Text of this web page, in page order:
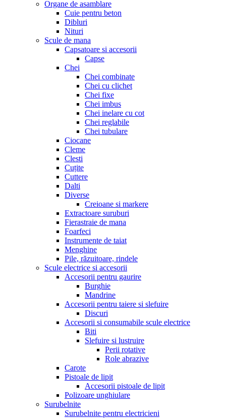
Organe de asamblare
Cuie pentru beton
Dibluri
Nituri
Scule de mana
Capsatoare si accesorii
Capse
Chei
Chei combinate
Chei cu clichet
Chei fixe
Chei imbus
Chei inelare cu cot
Chei reglabile
Chei tubulare
Ciocane
Cleme
Clesti
Cuțite
Cuttere
Dalti
Diverse
Creioane si markere
Extractoare suruburi
Fierastraie de mana
Foarfeci
Instrumente de taiat
Menghine
Pile, răzuitoare, rindele
Scule electrice si accesorii
Accesorii pentru gaurire
Burghie
Mandrine
Accesorii pentru taiere si slefuire
Discuri
Accesorii si consumabile scule electrice
Biti
Slefuire si lustruire
Perii rotative
Role abrazive
Carote
Pistoale de lipit
Accesorii pistoale de lipit
Polizoare unghiulare
Surubelnite
Surubelnite pentru electricieni